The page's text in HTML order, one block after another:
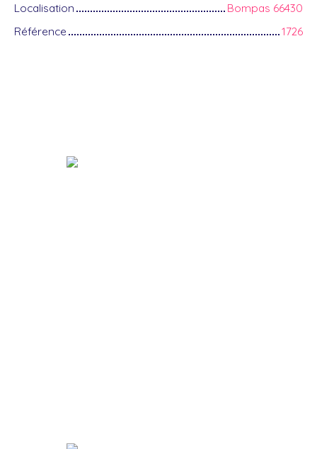
Localisation
Bompas 66430
Référence
1726